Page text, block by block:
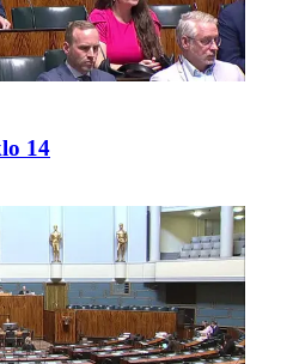
14